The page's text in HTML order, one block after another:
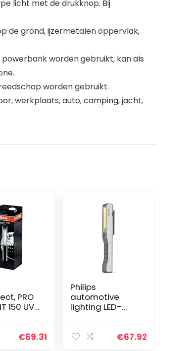
licht met de drukknop. Bij
de grond, ijzermetalen oppervlak,
worden gebruikt, kan als
worden gebruikt.
werkplaats, auto, camping, jacht,
PRO
150 UV-
€69.31
Philips
automotive
lighting LED-
Premium
€67.92